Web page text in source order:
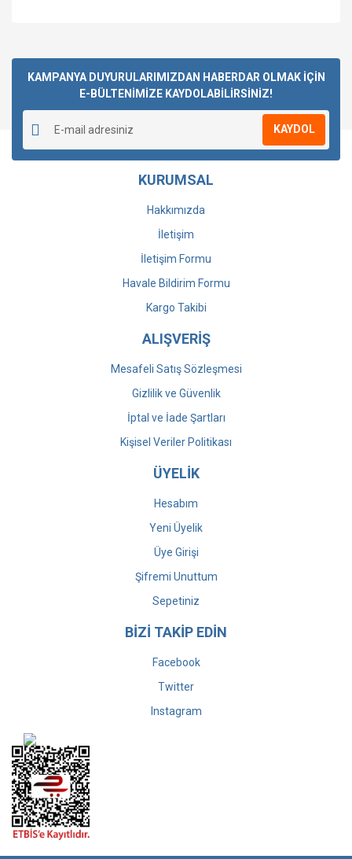
KAMPANYA DUYURULARIMIZDAN HABERDAR OLMAK İÇİN
E-BÜLTENİMİZE KAYDOLABİLİRSİNİZ!
KAYDOL
KURUMSAL
Hakkımızda
İletişim
İletişim Formu
Havale Bildirim Formu
Kargo Takibi
ALIŞVERİŞ
Mesafeli Satış Sözleşmesi
Gizlilik ve Güvenlik
İptal ve İade Şartları
Kişisel Veriler Politikası
ÜYELİK
Hesabım
Yeni Üyelik
Üye Girişi
Şifremi Unuttum
Sepetiniz
BİZİ TAKİP EDİN
Facebook
Twitter
Instagram